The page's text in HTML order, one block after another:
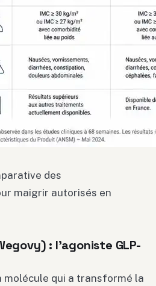
des
maigrir autorisés en
: l’agoniste GLP-
molécule qui a transformé la